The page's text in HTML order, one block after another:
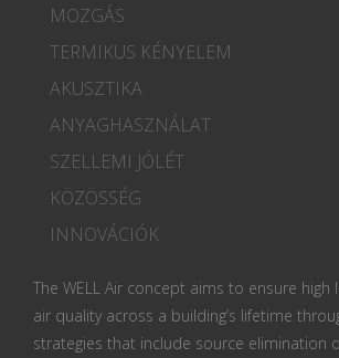
MOZGÁS
TERMIKUS KÉNYELEM
AKUSZTIKA
ANYAGHASZNÁLAT
SZELLEMI JÓLÉT
KÖZÖSSÉG
INNOVÁCIÓK
The WELL Air concept aims to ensure
air quality across a building’s lifetime
strategies that include source elimination